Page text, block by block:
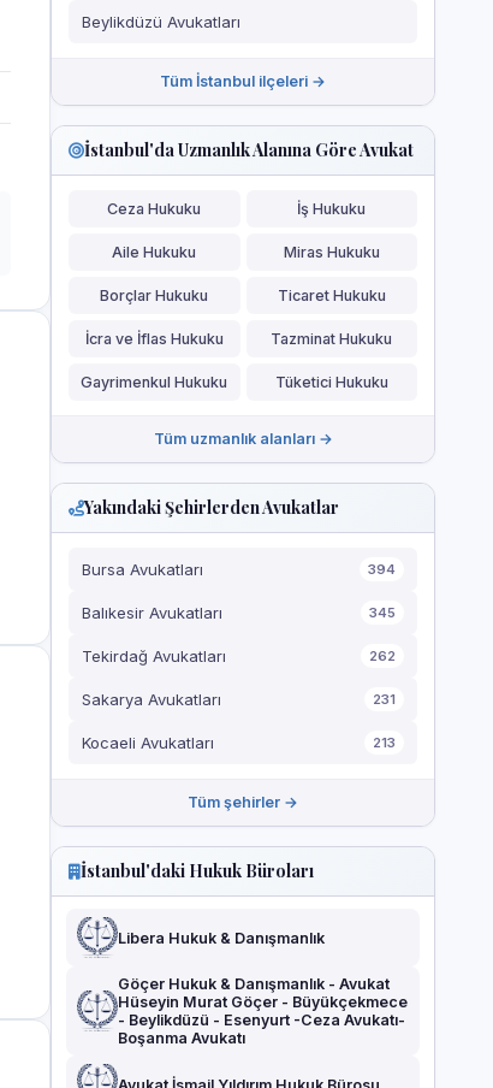
Beylikdüzü Avukatları
Tüm İstanbul ilçeleri →
İstanbul'da Uzmanlık Alanına Göre Avukat
Ceza Hukuku İş Hukuku
Aile Hukuku Miras Hukuku
Borçlar Hukuku Ticaret Hukuku
İcra ve İflas Hukuku Tazminat Hukuku
Gayrimenkul Hukuku Tüketici Hukuku
Tüm uzmanlık alanları →
Yakındaki Şehirlerden Avukatlar
Bursa Avukatları 394
Balıkesir Avukatları 345
Tekirdağ Avukatları 262
Sakarya Avukatları 231
Kocaeli Avukatları 213
Tüm şehirler →
İstanbul'daki Hukuk Büroları
Libera Hukuk & Danışmanlık
Göçer Hukuk & Danışmanlık - Avukat
Hüseyin Murat Göçer - Büyükçekmece
- Beylikdüzü - Esenyurt -Ceza Avukatı-
Boşanma Avukatı
Avukat İsmail Yıldırım Hukuk Bürosu